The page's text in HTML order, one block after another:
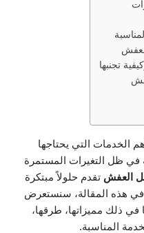
تجنبها
الخدمات التي يحتاجها
في ظل التغيرات المستمرة
العفش تقدم حلولاً مبتكرة
هذه المقالة، سنستعرض
ذلك مميزاتها، طرقها،
المناسبة.